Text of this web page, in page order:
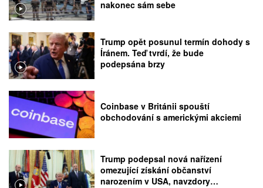
nakonec sám sebe
Trump opět posunul termín dohody s
Íránem. Teď tvrdí, že bude
podepsána brzy
Coinbase v Británii spouští
obchodování s americkými akciemi
Trump podepsal nová nařízení
omezující získání občanství
narozením v USA, navzdory